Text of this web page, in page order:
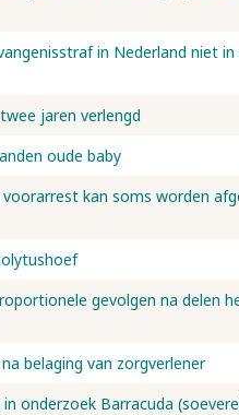
in Nederland niet
jaren verlengd
oude baby
kan soms worden
gevolgen na delen
belaging van zorgverlener
onderzoek Barracuda